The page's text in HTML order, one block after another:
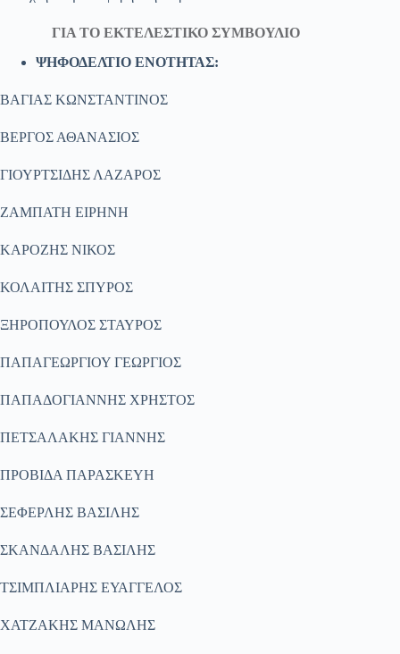
ΓΙΑ ΤΟ ΕΚΤΕΛΕΣΤΙΚΟ ΣΥΜΒΟΥΛΙΟ
ΨΗΦΟΔΕΛΤΙΟ ΕΝΟΤΗΤΑΣ:
ΒΑΓΙΑΣ ΚΩΝΣΤΑΝΤΙΝΟΣ
ΒΕΡΓΟΣ ΑΘΑΝΑΣΙΟΣ
ΓΙΟΥΡΤΣΙΔΗΣ ΛΑΖΑΡΟΣ
ΖΑΜΠΑΤΗ ΕΙΡΗΝΗ
ΚΑΡΟΖΗΣ ΝΙΚΟΣ
ΚΟΛΑΙΤΗΣ ΣΠΥΡΟΣ
ΞΗΡΟΠΟΥΛΟΣ ΣΤΑΥΡΟΣ
ΠΑΠΑΓΕΩΡΓΙΟΥ ΓΕΩΡΓΙΟΣ
ΠΑΠΑΔΟΓΙΑΝΝΗΣ ΧΡΗΣΤΟΣ
ΠΕΤΣΑΛΑΚΗΣ ΓΙΑΝΝΗΣ
ΠΡΟΒΙΔΑ ΠΑΡΑΣΚΕΥΗ
ΣΕΦΕΡΛΗΣ ΒΑΣΙΛΗΣ
ΣΚΑΝΔΑΛΗΣ ΒΑΣΙΛΗΣ
ΤΣΙΜΠΛΙΑΡΗΣ ΕΥΑΓΓΕΛΟΣ
ΧΑΤΖΑΚΗΣ ΜΑΝΩΛΗΣ